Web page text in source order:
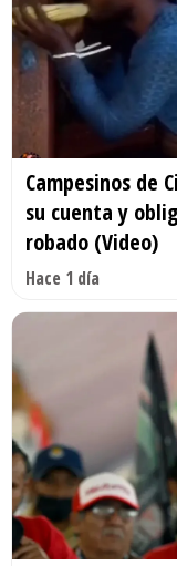
Campesinos de
su cuenta y
robado (Video)
Hace 1 día